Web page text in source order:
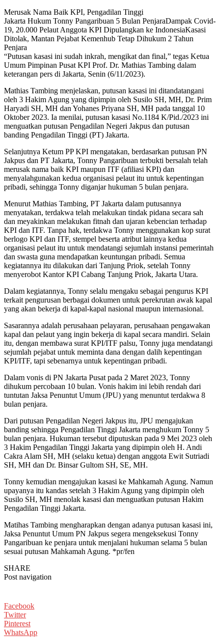
Merusak Nama Baik KPI, Pengadilan Tinggi
Jakarta Hukum Tonny Pangaribuan 5 Bulan PenjaraDampak Covid-
19, 20.000 Pelaut Anggota KPI Dipulangkan ke IndonesiaKasasi
Ditolak, Mantan Pejabat Kemenhub Tetap Dihukum 2 Tahun
Penjara
“Putusan kasasi ini sudah inkrah, mengikat dan final,” tegas Ketua
Umum Pimpinan Pusat KPI Prof. Dr. Mathias Tambing dalam
keterangan pers di Jakarta, Senin (6/11/2023).
Mathias Tambing menjelaskan, putusan kasasi ini ditandatangani
oleh 3 Hakim Agung yang dipimpin oleh Susilo SH, MH, Dr. Prim
Haryadi SH, MH dan Yohanes Priyana SH, MH pada tanggal 10
Oktober 2023. Ia menilai, putusan kasasi No.1184 K/Pid./2023 ini
menguatkan putusan Pengadilan Negeri Jakpus dan putusan
banding Pengadilan Tinggi (PT) Jakarta.
Selanjutnya Ketum PP KPI mengatakan, berdasarkan putusan PN
Jakpus dan PT Jakarta, Tonny Pangaribuan terbukti bersalah telah
merusak nama baik KPI maupun ITF (afiliasi KPI) dan
menyalahgunakan kedua organisasi pelaut itu untuk kepentingan
pribadi, sehingga Tonny diganjar hukuman 5 bulan penjara.
Menurut Mathias Tambing, PT Jakarta dalam putusannya
menyatakan, terdakwa telah melakukan tindak pidana secara sah
dan meyakinkan melakukan fitnah dan ujaran kebencian terhadap
KPI dan ITF. Tanpa hak, terdakwa Tonny menggunakan kop surat
berlogo KPI dan ITF, stempel beserta atribut lainnya kedua
organisasi pelaut itu untuk mendatangi sejumlah instansi pemerintah
dan swasta guna mendapatkan keuntungan pribadi. Semua
kegiatannya itu dilakukan dari Tanjung Priok, setelah Tonny
menyerobot Kantor KPI Cabang Tanjung Priok, Jakarta Utara.
Dalam kegiatannya, Tonny selalu mengaku sebagai pengurus KPI
terkait pengurusan berbagai dokumen untuk perekrutan awak kapal
yang akan bekerja di kapal-kapal nasional maupun internasional.
Sasarannya adalah perusahaan pelayaran, perusahaan pengawakan
kapal dan pelaut yang ingin bekerja di kapal secara mandiri. Selain
itu, dengan membawa surat KPI/ITF palsu, Tonny juga mendatangi
sejumlah pejabat untuk meminta dana dengan dalih kepentingan
KPI/ITF, tapi sebenarnya untuk kepentingan pribadi.
Dalam vonis di PN Jakarta Pusat pada 2 Maret 2023, Tonny
dihukum percobaan 10 bulan. Vonis hakim ini lebih rendah dari
tuntutan Jaksa Penuntut Umum (JPU) yang menuntut terdakwa 8
bulan penjara.
Dari putusan Pengadilan Negeri Jakpus itu, JPU mengajukan
banding sehingga Pengadilan Tinggi Jakarta menghukum Tonny 5
bulan penjara. Hukuman tersebut diputuskan pada 9 Mei 2023 oleh
3 Hakim Pengadilan Tinggi Jakarta yang dipimpin oleh H. Andi
Cakra Alam SH, MH (selaku ketua) dengan anggota Ewit Sutriadi
SH, MH dan Dr. Binsar Gultom SH, SE, MH.
Tonny kemudian mengajukan kasasi ke Mahkamah Agung. Namun
upayanya itu kandas setelah 3 Hakim Agung yang dipimpin oleh
Susilo SH, MH menolak kasasi dan menguatkan putusan Hakim
Pengadilan Tinggi Jakarta.
Matihas Tambing mengharapkan dengan adanya putusan kasasi ini,
Jaksa Penuntut Umum PN Jakpus segera mengeksekusi Tonny
Pangaribuan ke penjara untuk menjalani hukuman selama 5 bulan
sesuai putusan Mahkamah Agung. *pr/fen
SHARE
Post navigation
Facebook
Twitter
Pinterest
WhatsApp